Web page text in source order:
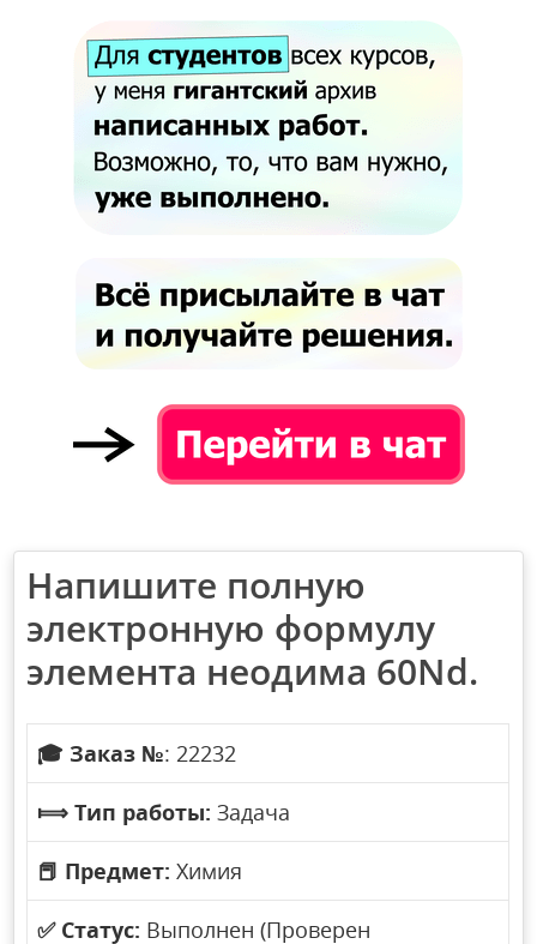
Напишите полную
электронную формулу
элемента неодима 60Nd.
🎓 Заказ №: 22232
⟾ Тип работы: Задача
📕 Предмет: Химия
✅ Статус: Выполнен (Проверен